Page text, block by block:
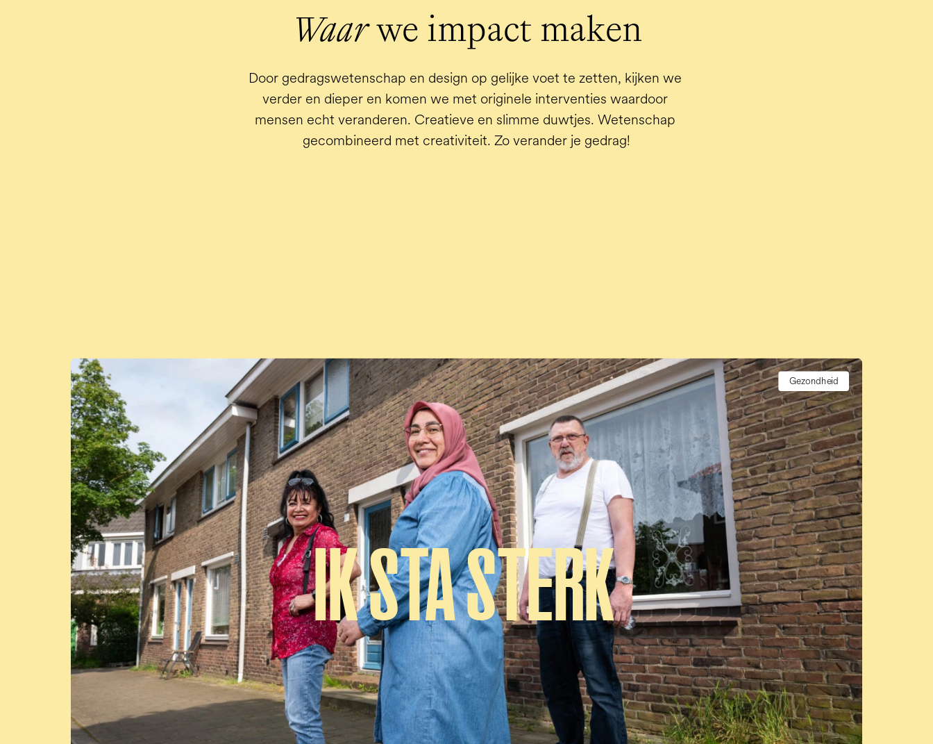
Waar we impact maken
Door gedragswetenschap en design op gelijke voet te zetten, kijken we
verder en dieper en komen we met originele interventies waardoor
mensen echt veranderen. Creatieve en slimme duwtjes. Wetenschap
gecombineerd met creativiteit. Zo verander je gedrag!
Gezondheid
IK STA STERK